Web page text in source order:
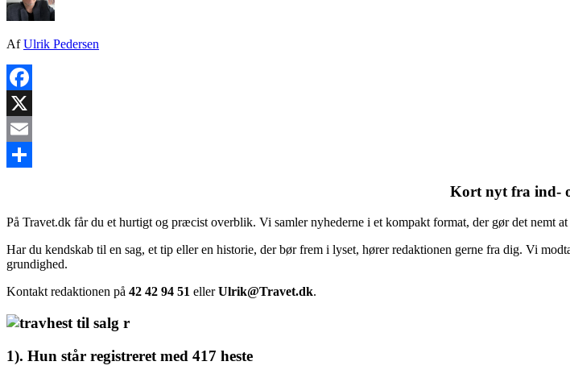
AfUlrik Pedersen
Facebook
X
Email
Kort nyt fra ind-
På Travet.dk får du et hurtigt og præcist overblik. Vi samler nyhederne i et kompakt format, der gør det nemt at
Har du kendskab til en sag, et tip eller en historie, der bør frem i lyset, hører redaktionen gerne fra dig. Vi
grundighed.
Kontakt redaktionen på 42 42 94 51 ellerUlrik@Travet.dk.
1). Hun står registreret med 417 heste